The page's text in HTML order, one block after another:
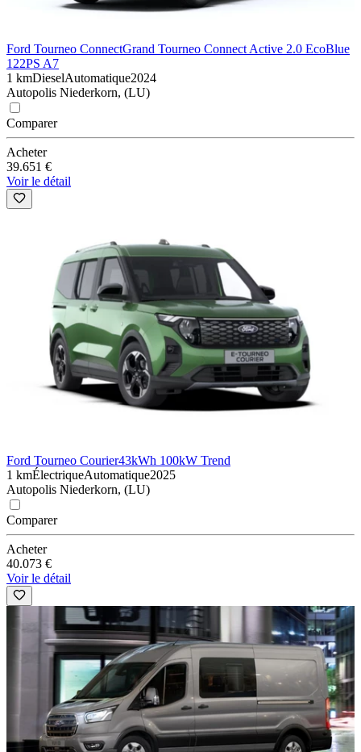
Ford Tourneo ConnectGrand Tourneo Connect Active 2.0 EcoBlue
122PS A7
1 kmDieselAutomatique2024
Autopolis Niederkorn, (LU)
Comparer
Acheter
39.651 €
Voir le détail
Ford Tourneo Courier43kWh 100kW Trend
1 kmÉlectriqueAutomatique2025
Autopolis Niederkorn, (LU)
Comparer
Acheter
40.073 €
Voir le détail